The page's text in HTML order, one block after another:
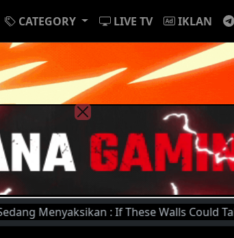
CATEGORY LIVE TV IKLAN
: If These Walls Could Talk 2